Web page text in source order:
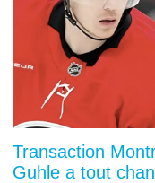
Transaction
Guhle a tout